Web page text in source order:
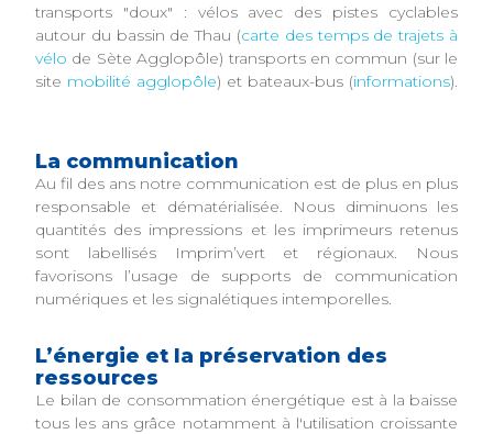
transports "doux" : vélos avec des pistes cyclables
autour du bassin de Thau (carte des temps de trajets à
vélo de Sète Agglopôle) transports en commun (sur le
site mobilité agglopôle) et bateaux-bus (informations).
La communication
Au fil des ans notre communication est de plus en plus
responsable et dématérialisée. Nous diminuons les
quantités des impressions et les imprimeurs retenus
sont labellisés Imprim’vert et régionaux. Nous
favorisons l’usage de supports de communication
numériques et les signalétiques intemporelles.
L’énergie et la préservation des
ressources
Le bilan de consommation énergétique est à la baisse
tous les ans grâce notamment à l'utilisation croissante